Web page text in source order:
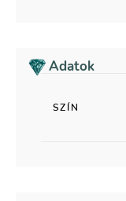
Adatok
SZÍN